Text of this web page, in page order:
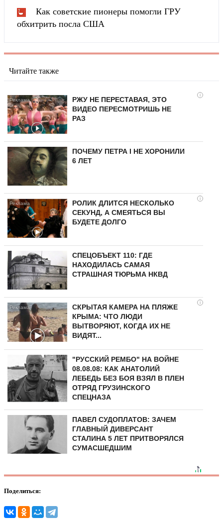
Как советские пионеры помогли ГРУ
обхитрить посла США
Читайте также
i
РЖУ НЕ ПЕРЕСТАВАЯ, ЭТО
ВИДЕО ПЕРЕСМОТРИШЬ НЕ
РАЗ
ПОЧЕМУ ПЕТРА I НЕ ХОРОНИЛИ
6 ЛЕТ
i
РОЛИК ДЛИТСЯ НЕСКОЛЬКО
СЕКУНД, А СМЕЯТЬСЯ ВЫ
БУДЕТЕ ДОЛГО
СПЕЦОБЪЕКТ 110: ГДЕ
НАХОДИЛАСЬ САМАЯ
СТРАШНАЯ ТЮРЬМА НКВД
i
СКРЫТАЯ КАМЕРА НА ПЛЯЖЕ
КРЫМА: ЧТО ЛЮДИ
ВЫТВОРЯЮТ, КОГДА ИХ НЕ
ВИДЯТ...
"РУССКИЙ РЕМБО" НА ВОЙНЕ
08.08.08: КАК АНАТОЛИЙ
ЛЕБЕДЬ БЕЗ БОЯ ВЗЯЛ В ПЛЕН
ОТРЯД ГРУЗИНСКОГО
СПЕЦНАЗА
ПАВЕЛ СУДОПЛАТОВ: ЗАЧЕМ
ГЛАВНЫЙ ДИВЕРСАНТ
СТАЛИНА 5 ЛЕТ ПРИТВОРЯЛСЯ
СУМАСШЕДШИМ
Поделиться: